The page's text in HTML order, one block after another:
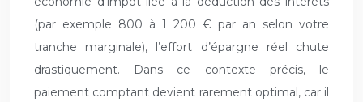
(par exemple 800 à 1 200 € par an selon votre
tranche marginale), l’effort d’épargne réel chute
drastiquement. Dans ce contexte précis, le
paiement comptant devient rarement optimal, car il